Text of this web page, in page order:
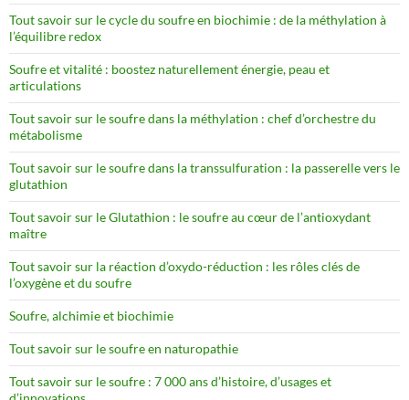
Tout savoir sur le cycle du soufre en biochimie : de la méthylation à
l’équilibre redox
Soufre et vitalité : boostez naturellement énergie, peau et
articulations
Tout savoir sur le soufre dans la méthylation : chef d’orchestre du
métabolisme
Tout savoir sur le soufre dans la transsulfuration : la passerelle vers le
glutathion
Tout savoir sur le Glutathion : le soufre au cœur de l’antioxydant
maître
Tout savoir sur la réaction d’oxydo-réduction : les rôles clés de
l’oxygène et du soufre
Soufre, alchimie et biochimie
Tout savoir sur le soufre en naturopathie
Tout savoir sur le soufre : 7 000 ans d’histoire, d’usages et